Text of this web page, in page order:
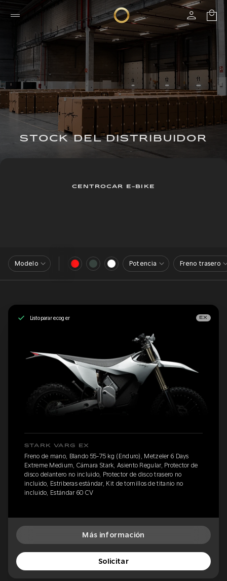
STOCK DEL DISTRIBUIDOR
CENTROCAR E-BIKE
Modelo Potencia Freno trasero
Listo para recoger EX
STARK VARG EX
Freno de mano, Blando 55-75 kg (Enduro), Metzeler 6 Days
Extreme Medium, Cámara Stark, Asiento Regular, Protector de
disco delantero no incluido, Protector de disco trasero no
incluido, Estriberas estándar, Kit de tornillos de titanio no
incluido, Estándar 60 CV
Más información
Solicitar